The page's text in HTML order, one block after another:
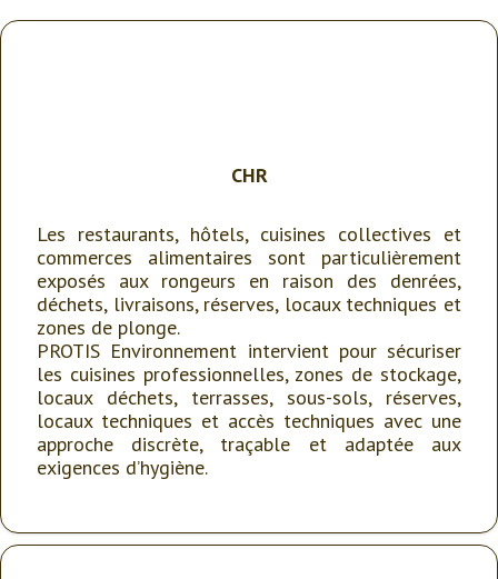
CHR
Les restaurants, hôtels, cuisines collectives et
commerces alimentaires sont particulièrement
exposés aux rongeurs en raison des denrées,
déchets, livraisons, réserves, locaux techniques et
zones de plonge.
PROTIS Environnement intervient pour sécuriser
les cuisines professionnelles, zones de stockage,
locaux déchets, terrasses, sous-sols, réserves,
locaux techniques et accès techniques avec une
approche discrète, traçable et adaptée aux
exigences d’hygiène.